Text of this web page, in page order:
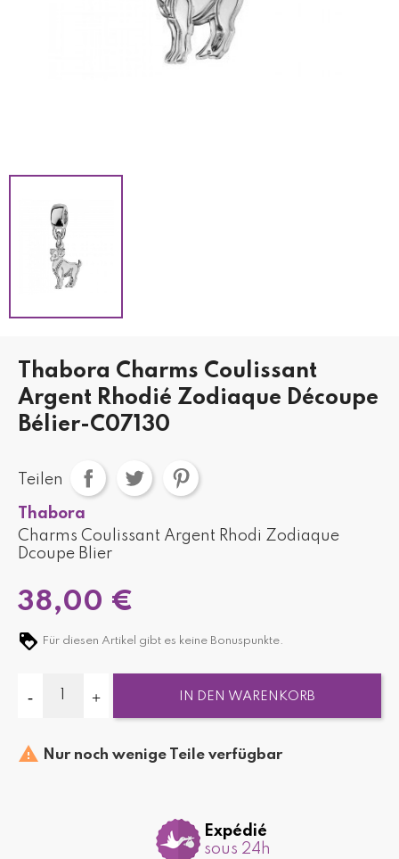
Thabora Charms Coulissant
Argent Rhodié Zodiaque Découpe
Bélier-C07130
Teilen
Thabora
Charms Coulissant Argent Rhodi Zodiaque
Dcoupe Blier
38,00 €
Für diesen Artikel gibt es keine Bonuspunkte.
IN DEN WARENKORB
 Nur noch wenige Teile verfügbar
Expédié
sous 24h